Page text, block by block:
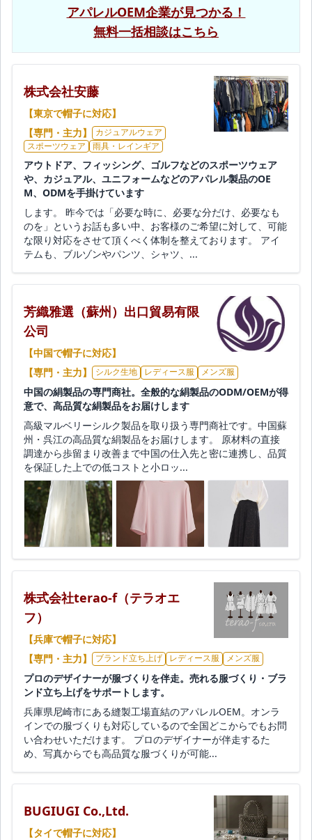
アパレルOEM企業が見つかる！
無料一括相談はこちら
株式会社安藤
【東京で帽子に対応】
【専門・主力】
カジュアルウェア
スポーツウェア
雨具・レインギア
アウトドア、フィッシング、ゴルフなどのスポーツウェア
や、カジュアル、ユニフォームなどのアパレル製品のOE
M、ODMを手掛けています
します。 昨今では「必要な時に、必要な分だけ、必要なも
のを」というお話も多い中、お客様のご希望に対して、可能
な限り対応をさせて頂くべく体制を整えております。 アイ
テムも、ブルゾンやパンツ、シャツ、...
芳織雅選（蘇州）出口貿易有限
公司
【中国で帽子に対応】
【専門・主力】
シルク生地 レディース服 メンズ服
中国の絹製品の専門商社。全般的な絹製品のODM/OEMが得
意で、高品質な絹製品をお届けします
高級マルベリーシルク製品を取り扱う専門商社です。中国蘇
州・呉江の高品質な絹製品をお届けします。 原材料の直接
調達から歩留まり改善まで中国の仕入先と密に連携し、品質
を保証した上での低コストと小ロッ...
株式会社terao-f（テラオエ
フ）
【兵庫で帽子に対応】
【専門・主力】
ブランド立ち上げ レディース服 メンズ服
プロのデザイナーが服づくりを伴走。売れる服づくり・ブラ
ンド立ち上げをサポートします。
兵庫県尼崎市にある縫製工場直結のアパレルOEM。オンラ
インでの服づくりも対応しているので全国どこからでもお問
い合わせいただけます。 プロのデザイナーが伴走するた
め、写真からでも高品質な服づくりが可能...
BUGIUGI Co.,Ltd.
【タイで帽子に対応】